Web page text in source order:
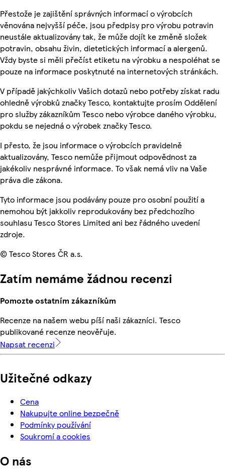
Přestože je zajištění správných informací o výrobcích
věnována nejvyšší péče, jsou předpisy pro výrobu potravin
neustále aktualizovány tak, že může dojít ke změně složek
potravin, obsahu živin, dietetických informací a alergenů.
Vždy byste si měli přečíst etiketu na výrobku a nespoléhat se
pouze na informace poskytnuté na internetových stránkách.
V případě jakýchkoliv Vašich dotazů nebo potřeby získat radu
ohledně výrobků značky Tesco, kontaktujte prosím Oddělení
pro služby zákazníkům Tesco nebo výrobce daného výrobku,
pokdu se nejedná o výrobek značky Tesco.
I přesto, že jsou informace o výrobcích pravidelně
aktualizovány, Tesco nemůže přijmout odpovědnost za
jakékoliv nesprávné informace. To však nemá vliv na Vaše
práva dle zákona.
Tyto informace jsou podávány pouze pro osobní použití a
nemohou být jakkoliv reprodukovány bez předchozího
souhlasu Tesco Stores Limited ani bez řádného uvedení
zdroje.
© Tesco Stores ČR a.s.
Zatím nemáme žádnou recenzi
Pomozte ostatním zákazníkům
Recenze na našem webu píší naši zákazníci. Tesco
publikované recenze neověřuje.
Napsat recenzi
Užitečné odkazy
Cena
Nakupujte online bezpečně
Podmínky používání
Soukromí a cookies
O nás